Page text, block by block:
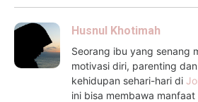
Husnul Khotimah
Seorang ibu yang senang
motivasi diri, parenting
kehidupan sehari-hari di
ini bisa membawa